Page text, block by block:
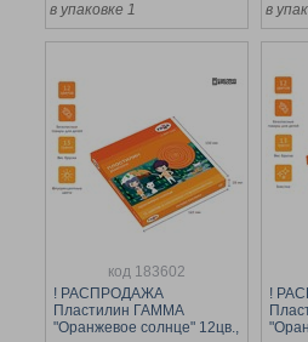
в упаковке 1 в
код 183602
! РАСПРОДАЖА
Пластилин ГАММА
"Оранжевое солнце" 12цв.,
!